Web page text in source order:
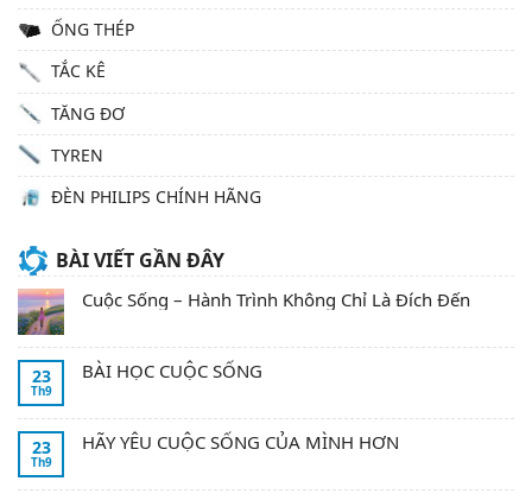
ỐNG THÉP
TẮC KÊ
TĂNG ĐƠ
TYREN
ĐÈN PHILIPS CHÍNH HÃNG
BÀI VIẾT GẦN ĐÂY
Cuộc Sống – Hành Trình Không Chỉ Là Đích Đến
23
Th9
BÀI HỌC CUỘC SỐNG
23
Th9
HÃY YÊU CUỘC SỐNG CỦA MÌNH HƠN